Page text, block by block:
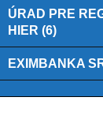
ÚRAD PRE
HIER (6)
EXIMBANKA